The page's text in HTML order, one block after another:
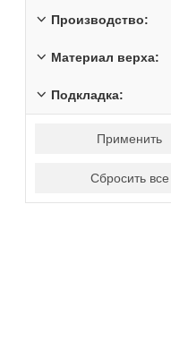
Производство:
Материал верха:
Подкладка:
Применить
Сбросить все